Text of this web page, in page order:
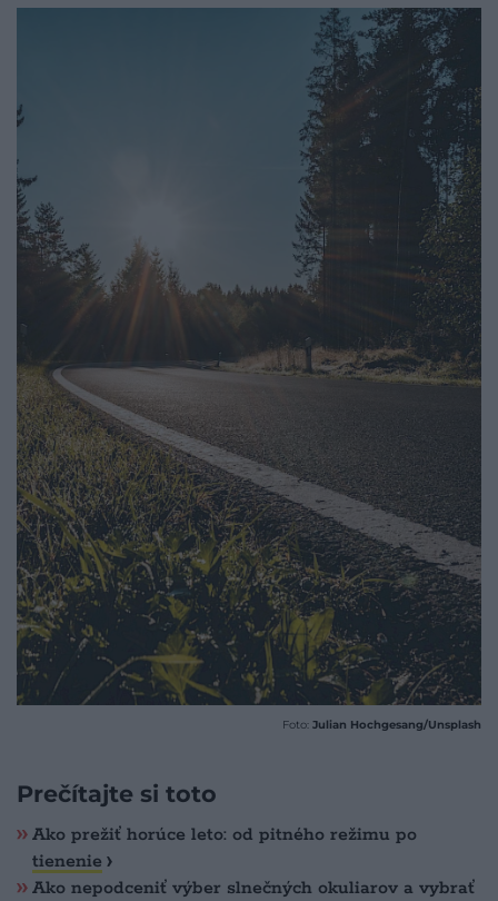
Foto: Julian Hochgesang/Unsplash
Prečítajte si toto
Ako prežiť horúce leto: od pitného režimu po
tienenie
Ako nepodceniť výber slnečných okuliarov a vybrať